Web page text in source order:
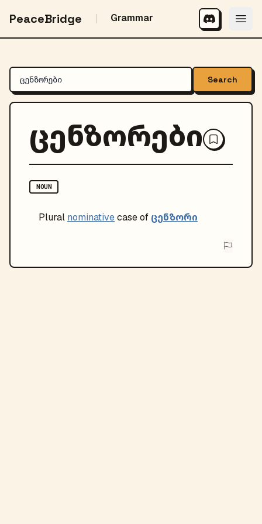
PeaceBridge Grammar
Search
ცენზორები
NOUN
Plural nominativecase of ცენზორი